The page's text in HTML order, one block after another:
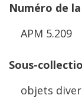
Numéro de la
APM 5.209
Sous-
objets